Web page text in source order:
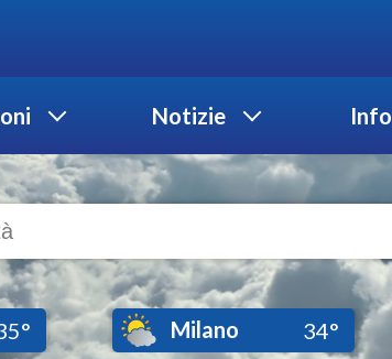
Notizie Info
Milano 34°